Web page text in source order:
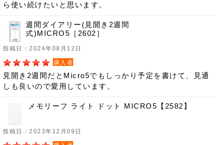
ら使い続けたいと思います。
週間ダイアリー(見開き2週間
式)MICRO5［2602］
投稿日：2024年08月12日
購入者
見開き2週間だとMicro5でもしっかり予定を書けて、見通
しも良いので愛用しています。
メモリーフ ライト ドット MICRO5【2582】
投稿日：2023年12月09日